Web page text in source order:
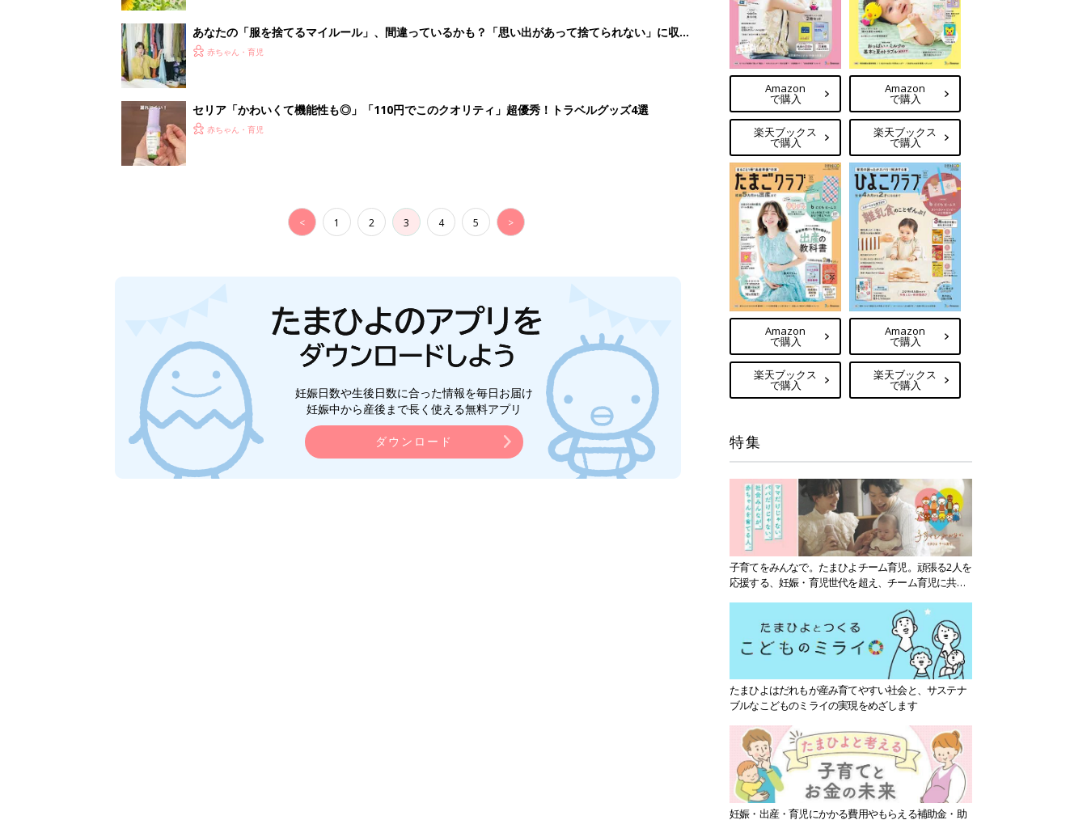
あなたの「服を捨てるマイルール」、間違っているかも？「思い出があって捨てられない」に収納
スタイリストが喝！
赤ちゃん・育児
セリア「かわいくて機能性も◎」「110円でこのクオリティ」超優秀！トラベルグッズ4選
赤ちゃん・育児
< 1 2 3 4 5 >
妊娠日数や生後日数に合った情報を毎日お届け
妊娠中から産後まで長く使える無料アプリ
ダウンロード
Amazon
で購入
楽天ブックス
で購入
Amazon
で購入
楽天ブックス
で購入
Amazon
で購入
楽天ブックス
で購入
Amazon
で購入
楽天ブックス
で購入
特集
子育てをみんなで。たまひよチーム育児。頑張る2人を
応援する、妊娠・育児世代を超え、チーム育児に共感
たまひよはだれもが産み育てやすい社会と、サステナ
ブルなこどものミライの実現をめざします
妊娠・出産・育児にかかる費用やもらえる補助金・助